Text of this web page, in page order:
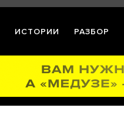
ИСТОРИИ РАЗБОР